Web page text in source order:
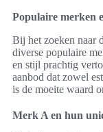
Populaire merken
Bij het zoeken naar
diverse populaire
en stijl prachtig
aanbod dat zowel
is de moeite waard
Merk A en hun